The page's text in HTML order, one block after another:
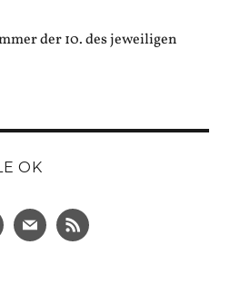
der 10. des jeweiligen
OK